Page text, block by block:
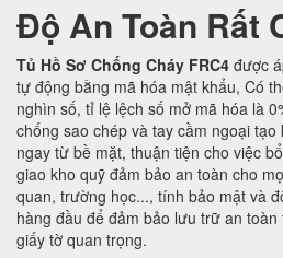
Độ An Toàn Rất
Tủ Hồ Sơ Chống Cháy FRC4 được
tự động bằng mã hóa mật khẩu, Có
nghìn số, tỉ lệ lệch số mở mã hóa là
chống sao chép và tay cầm ngoại
ngay từ bề mặt, thuận tiện cho việc
giao kho quỹ đảm bảo an toàn cho
quan, trường học..., tính bảo mật và
hàng đầu để đảm bảo lưu trữ an
giấy tờ quan trọng.